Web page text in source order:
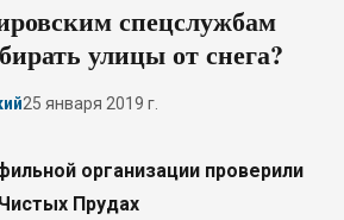
спецслужбам
улицы от снега?
25 января 2019 г.
организации проверили
Прудах